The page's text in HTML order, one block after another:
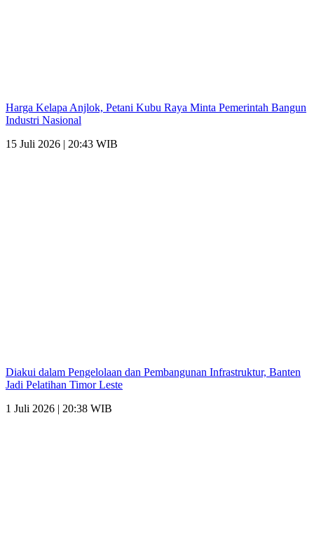
Harga Kelapa Anjlok, Petani Kubu Raya Minta Pemerintah Bangun
Industri Nasional
15 Juli 2026 | 20:43 WIB
Diakui dalam Pengelolaan dan Pembangunan Infrastruktur, Banten
Jadi Pelatihan Timor Leste
1 Juli 2026 | 20:38 WIB